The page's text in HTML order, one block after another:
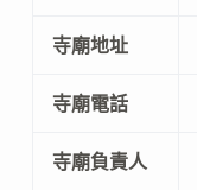
寺廟地址
寺廟電話
寺廟負責人